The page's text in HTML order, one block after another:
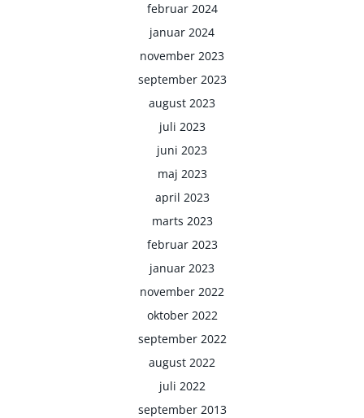
februar 2024
januar 2024
november 2023
september 2023
august 2023
juli 2023
juni 2023
maj 2023
april 2023
marts 2023
februar 2023
januar 2023
november 2022
oktober 2022
september 2022
august 2022
juli 2022
september 2013